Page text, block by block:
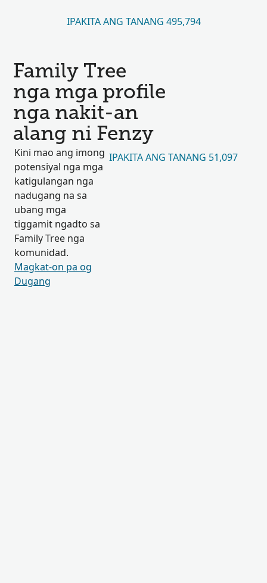
IPAKITA ANG TANANG 495,794
Family Tree
nga mga profile
nga nakit-an
alang ni Fenzy
Kini mao ang imong
potensiyal nga mga
katigulangan nga
nadugang na sa
ubang mga
tiggamit ngadto sa
Family Tree nga
komunidad.
Magkat-on pa og
Dugang
IPAKITA ANG TANANG 51,097